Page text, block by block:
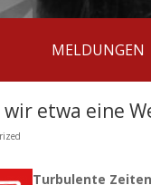
MELDUNGEN
wir etwa eine
Turbulente